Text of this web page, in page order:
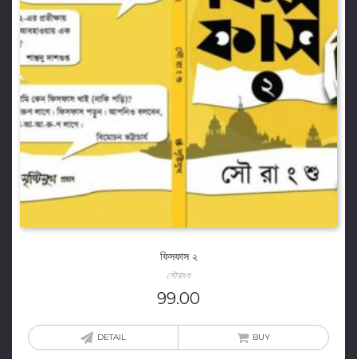
ফিসফাস ২
সৌরাংশু
99.00
DETAIL BUY